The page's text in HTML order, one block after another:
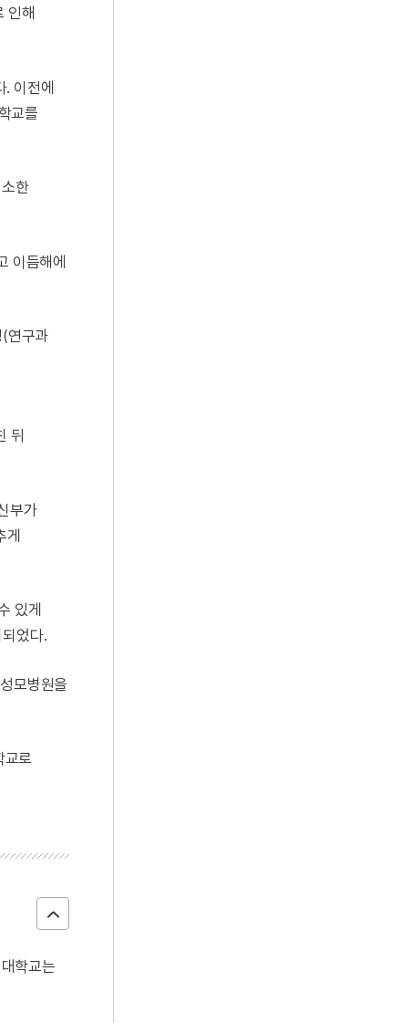
인해
이전에
교를
한
이듬해에
연구과
뒤
부가
게
있게
었다.
모병원을
교로
학교는